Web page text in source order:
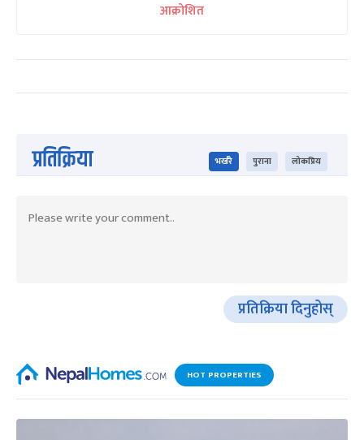
आक्रोशित
प्रतिक्रिया भर्खरै पुराना लोकप्रिय
प्रतिक्रिया दिनुहोस्
HOT PROPERTIES